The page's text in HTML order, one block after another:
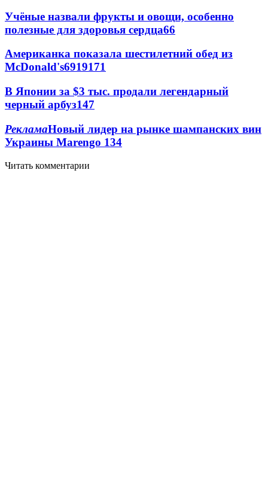
Учёные назвали фрукты и овощи, особенно
полезные для здоровья сердца66
Американка показала шестилетний обед из
McDonald's6919171
В Японии за $3 тыс. продали легендарный
черный арбуз147
РекламаНовый лидер на рынке шампанских вин
Украины Marengo 134
Читать комментарии